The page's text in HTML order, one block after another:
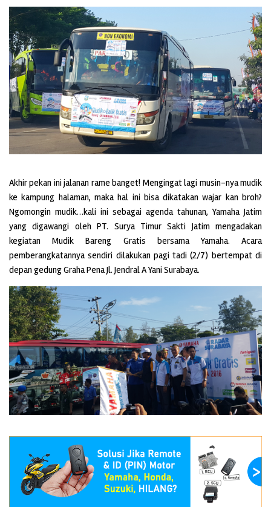
Akhir pekan ini jalanan rame banget! Mengingat lagi musin-nya mudik
ke kampung halaman, maka hal ini bisa dikatakan wajar kan broh?
Ngomongin mudik…kali ini sebagai agenda tahunan, Yamaha Jatim
yang digawangi oleh PT. Surya Timur Sakti Jatim mengadakan
kegiatan Mudik Bareng Gratis bersama Yamaha. Acara
pemberangkatannya sendiri dilakukan pagi tadi (2/7) bertempat di
depan gedung Graha Pena Jl. Jendral A Yani Surabaya.